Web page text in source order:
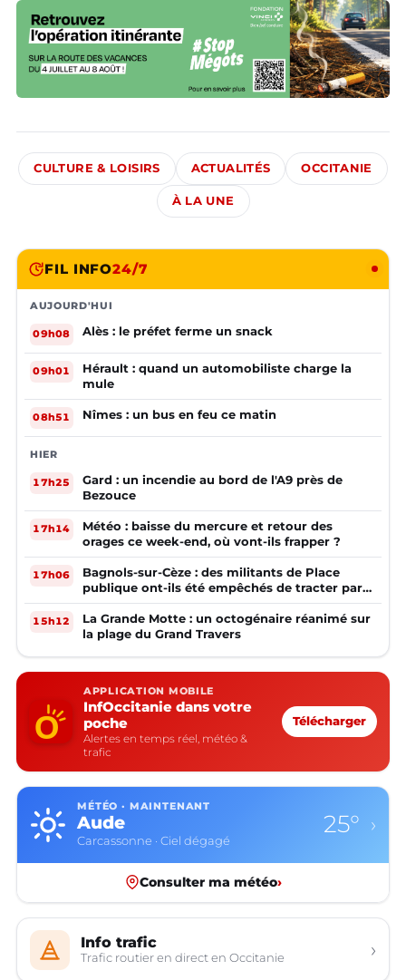
CULTURE & LOISIRS ACTUALITÉS OCCITANIE
À LA UNE
FIL INFO24/7
AUJOURD'HUI
09h08 Alès : le préfet ferme un snack
09h01
Hérault : quand un automobiliste charge la
mule
08h51 Nîmes : un bus en feu ce matin
HIER
17h25
Gard : un incendie au bord de l'A9 près de
Bezouce
17h14
Météo : baisse du mercure et retour des
orages ce week-end, où vont-ils frapper ?
17h06
Bagnols-sur-Cèze : des militants de Place
publique ont-ils été empêchés de tracter par
la mairie ?
15h12
La Grande Motte : un octogénaire réanimé sur
la plage du Grand Travers
APPLICATION MOBILE
InfOccitanie dans votre
poche
Alertes en temps réel, météo &
trafic
Télécharger
MÉTÉO · MAINTENANT
Aude
Carcassonne · Ciel dégagé
25° ›
Consulter ma météo›
Info trafic
Trafic routier en direct en Occitanie ›